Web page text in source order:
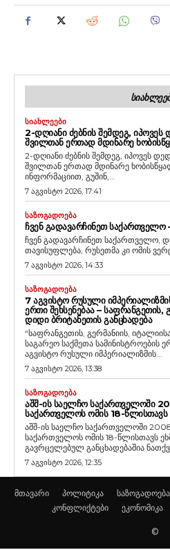
ᲡᲘᲐᲮᲚᲔᲔᲑᲘ
2-ᲓᲦᲘᲐᲜᲘ ᲫᲔᲑᲜᲘᲡ ᲨᲔᲛᲓᲔᲒ,
ᲨᲕᲘᲚᲗᲐᲜ ᲔᲠᲗᲐᲓ ᲛᲓᲘᲜᲐᲠᲔ
2-დღიანი ძებნის შემდეგ, იპოვეს
შვილთან ერთად მდინარე
ინფორმაციით, გუშინ,...
7 აგვისტო 2026, 17:41
ᲡᲐᲖᲝᲒᲐᲓᲝᲔᲑᲐ
ᲩᲕᲔᲜ ᲒᲐᲓᲐᲕᲐᲠᲩᲘᲜᲔᲗ ᲡᲐᲥᲐᲠᲗᲕᲔᲚᲝ
ჩვენ გადავარჩინეთ საქართველო,
თავისუფლება, რუსეთმა კი ომის
7 აგვისტო 2026, 14:33
ᲡᲐᲖᲝᲒᲐᲓᲝᲔᲑᲐ
7 ᲐᲒᲕᲘᲡᲢᲝ ᲠᲣᲡᲣᲚᲘ
ᲔᲠᲗᲘ ᲨᲔᲮᲡᲔᲜᲔᲑᲐᲐ – ᲡᲐᲤᲠᲐᲜᲒᲔᲗᲘᲡ,
ᲓᲘᲓᲘ ᲑᲠᲘᲢᲐᲜᲔᲗᲘᲡ ᲒᲐᲜᲪᲮᲐᲓᲔᲑᲐ
“საფრანგეთის, გერმანიის,
საგარეო საქმეთა სამინისტროების
აგვისტო რუსული იმპერიალიზმის...
7 აგვისტო 2026, 13:38
ᲡᲐᲖᲝᲒᲐᲓᲝᲔᲑᲐ
ᲐᲨᲨ-ᲘᲡ ᲡᲐᲔᲚᲩᲝ ᲡᲐᲥᲐᲠᲗᲕᲔᲚᲝᲨᲘ
ᲡᲐᲥᲐᲠᲗᲕᲔᲚᲝᲡ ᲝᲛᲘᲡ 18-ᲬᲚᲘᲡᲗᲐᲕᲡ
აშშ-ის საელჩო საქართველოში
საქართველოს ომის 18-წლისთავს ეხმაურება.
გავრცელებულ განცხადებაშია
7 აგვისტო 2026, 12:35
მთავარი პოლიტიკა საზოგადოება
კონფლიქტები
ეკონომიკა
©